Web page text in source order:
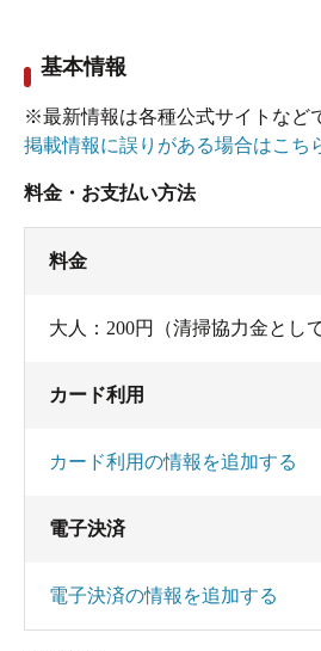
奥に5人サイズのコンクリート
ちょっぴり茶褐色がかった透明
ルシウムー塩化物・硫酸塩泉（
が、ザーザーとオーバーフロー
PH7.0で、肌がややスベスベす
がれ、口に含むとちょっぴり金
ます。
この日は時間帯が良かったのか
した。
主な成分: ﾅﾄﾘｳﾑｲｵﾝ1838mg、ｱﾝﾓ
基本情報
※最新情報は各種公式サイトなど
掲載情報に誤りがある場合はこち
料金・お支払い方法
料金
大人：200円（清掃協力金として
カード利用
カード利用の情報を追加する
電子決済
電子決済の情報を追加する